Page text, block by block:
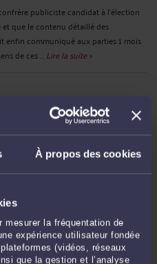
À propos des cookies
mesurer la fréquentation de
expérience utilisateur fondée
(vidéos, réseaux
que la gestion et l’analyse
publiciste candidat à l’élection
que le contenu détaillé des
enfin communiqué aux parties 1 mois
de ces ... Lire la suite >
PUBLIC
IL RECRUTER DES AGENTS
DÉPASSÉ LA LIMITE D’ÂGE DE